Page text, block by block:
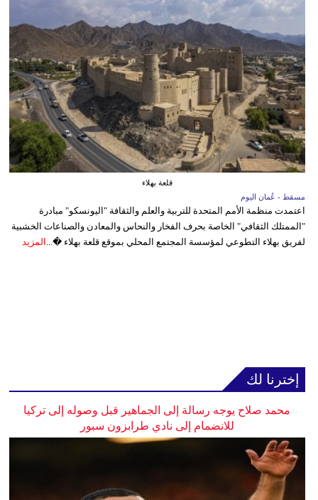
قلعة بهلاء
مسقط - عُمان اليوم
اعتمدت منظمة الأمم المتحدة للتربية والعلم والثقافة "اليونسكو" مبادرة
"الممتلك الثقافي" الخاصة بحرف الفخار والنحاس والمعادن والصناعات الخشبية
لفريق بهلاء التطوعي لمؤسسة المجتمع المحلي بموقع قلعة بهلاء �... المزيد
إخترنا لك
محمد صلاح يوجه رسالة إلى الجماهير قبل وصوله إلى تركيا
للانضمام إلى نادي طرابزون سبور